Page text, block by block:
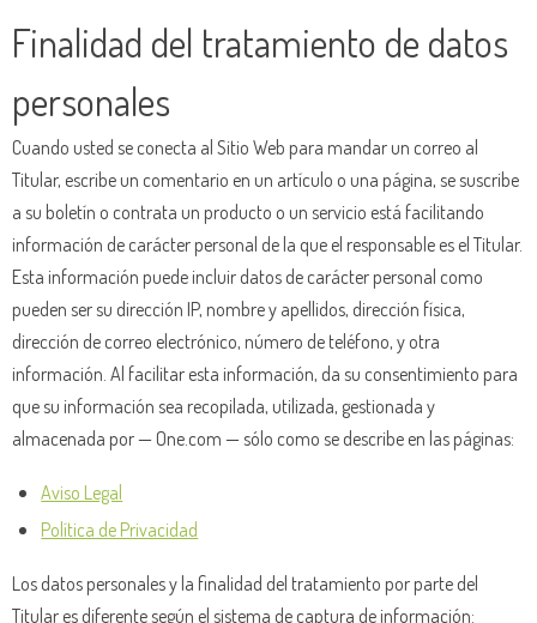
Finalidad del tratamiento de datos
personales
Cuando usted se conecta al Sitio Web para mandar un correo al
Titular, escribe un comentario en un artículo o una página, se suscribe
a su boletín o contrata un producto o un servicio está facilitando
información de carácter personal de la que el responsable es el Titular.
Esta información puede incluir datos de carácter personal como
pueden ser su dirección IP, nombre y apellidos, dirección física,
dirección de correo electrónico, número de teléfono, y otra
información. Al facilitar esta información, da su consentimiento para
que su información sea recopilada, utilizada, gestionada y
almacenada por — One.com — sólo como se describe en las páginas:
Aviso Legal
Política de Privacidad
Los datos personales y la finalidad del tratamiento por parte del
Titular es diferente según el sistema de captura de información: